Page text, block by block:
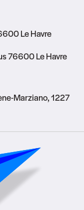
Le Havre
76600 Le Havre
Marziano, 1227